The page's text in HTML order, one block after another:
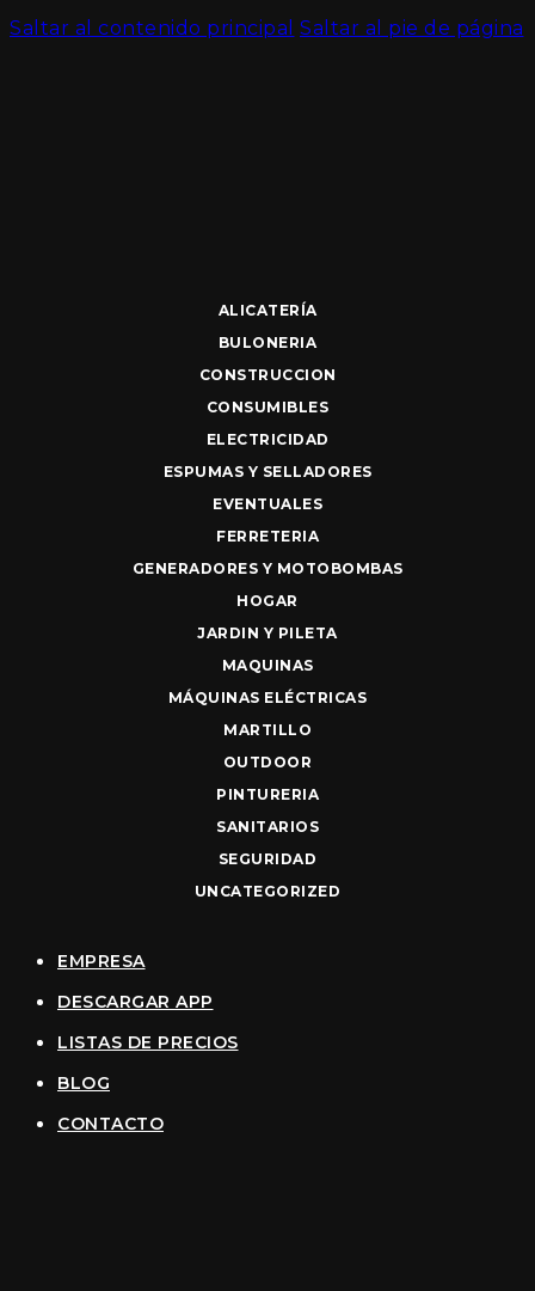
Saltar al contenido principal Saltar al pie de página
ALICATERÍA
BULONERIA
CONSTRUCCION
CONSUMIBLES
ELECTRICIDAD
ESPUMAS Y SELLADORES
EVENTUALES
FERRETERIA
GENERADORES Y MOTOBOMBAS
HOGAR
JARDIN Y PILETA
MAQUINAS
MÁQUINAS ELÉCTRICAS
MARTILLO
OUTDOOR
PINTURERIA
SANITARIOS
SEGURIDAD
UNCATEGORIZED
EMPRESA
DESCARGAR APP
LISTAS DE PRECIOS
BLOG
CONTACTO